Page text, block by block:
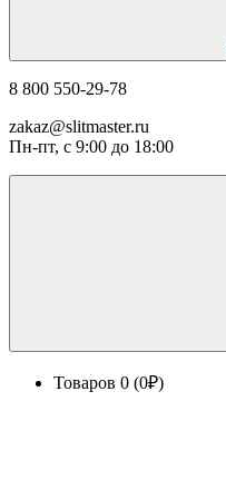
8 800 550-29-78
zakaz@slitmaster.ru
Пн-пт, с 9:00 до 18:00
Товаров 0 (0₽)